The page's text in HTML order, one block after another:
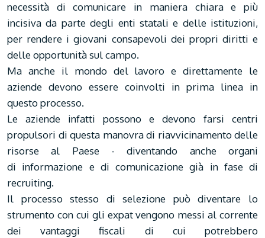
necessità di comunicare in maniera chiara e più
incisiva da parte degli enti statali e delle istituzioni,
per rendere i giovani consapevoli dei propri diritti e
delle opportunità sul campo.
Ma anche il mondo del lavoro e direttamente le
aziende devono essere coinvolti in prima linea in
questo processo.
Le aziende infatti possono e devono farsi centri
propulsori di questa manovra di riavvicinamento delle
risorse al Paese - diventando anche organi
di informazione e di comunicazione già in fase di
recruiting.
Il processo stesso di selezione può diventare lo
strumento con cui gli expat vengono messi al corrente
dei vantaggi fiscali di cui potrebbero